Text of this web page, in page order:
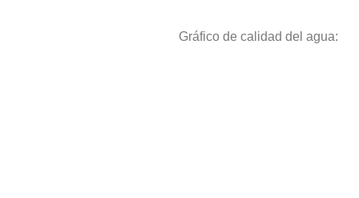
Gráfico de calidad del agua: